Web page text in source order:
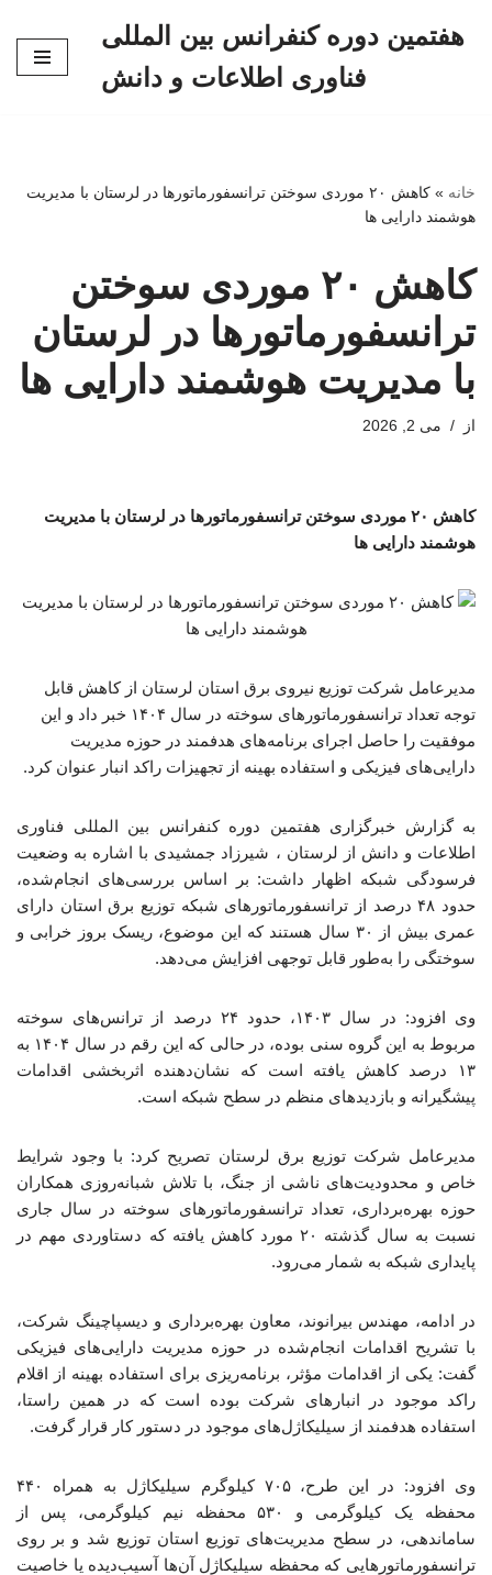
هفتمین دوره کنفرانس بین المللی
فناوری اطلاعات و دانش
خانه »
کاهش ۲۰ موردی سوختن ترانسفورماتورها در لرستان با مدیریت
هوشمند دارایی ها
کاهش ۲۰ موردی سوختن
ترانسفورماتورها در لرستان
با مدیریت هوشمند دارایی ها
از می 2, 2026
کاهش ۲۰ موردی سوختن ترانسفورماتورها در لرستان با مدیریت
هوشمند دارایی ها
مدیرعامل شرکت توزیع نیروی برق استان لرستان از کاهش قابل
توجه تعداد ترانسفورماتورهای سوخته در سال ۱۴۰۴ خبر داد و این
موفقیت را حاصل اجرای برنامه‌های هدفمند در حوزه مدیریت
دارایی‌های فیزیکی و استفاده بهینه از تجهیزات راکد انبار عنوان کرد.
به گزارش خبرگزاری هفتمین دوره کنفرانس بین المللی فناوری
اطلاعات و دانش از لرستان ، شیرزاد جمشیدی با اشاره به وضعیت
فرسودگی شبکه اظهار داشت: بر اساس بررسی‌های انجام‌شده،
حدود ۴۸ درصد از ترانسفورماتورهای شبکه توزیع برق استان دارای
عمری بیش از ۳۰ سال هستند که این موضوع، ریسک بروز خرابی و
سوختگی را به‌طور قابل توجهی افزایش می‌دهد.
وی افزود: در سال ۱۴۰۳، حدود ۲۴ درصد از ترانس‌های سوخته
مربوط به این گروه سنی بوده، در حالی که این رقم در سال ۱۴۰۴ به
۱۳ درصد کاهش یافته است که نشان‌دهنده اثربخشی اقدامات
پیشگیرانه و بازدیدهای منظم در سطح شبکه است.
مدیرعامل شرکت توزیع برق لرستان تصریح کرد: با وجود شرایط
خاص و محدودیت‌های ناشی از جنگ، با تلاش شبانه‌روزی همکاران
حوزه بهره‌برداری، تعداد ترانسفورماتورهای سوخته در سال جاری
نسبت به سال گذشته ۲۰ مورد کاهش یافته که دستاوردی مهم در
پایداری شبکه به شمار می‌رود.
در ادامه، مهندس بیرانوند، معاون بهره‌برداری و دیسپاچینگ شرکت،
با تشریح اقدامات انجام‌شده در حوزه مدیریت دارایی‌های فیزیکی
گفت: یکی از اقدامات مؤثر، برنامه‌ریزی برای استفاده بهینه از اقلام
راکد موجود در انبارهای شرکت بوده است که در همین راستا،
استفاده هدفمند از سیلیکاژل‌های موجود در دستور کار قرار گرفت.
وی افزود: در این طرح، ۷۰۵ کیلوگرم سیلیکاژل به همراه ۴۴۰
محفظه یک کیلوگرمی و ۵۳۰ محفظه نیم کیلوگرمی، پس از
ساماندهی، در سطح مدیریت‌های توزیع استان توزیع شد و بر روی
ترانسفورماتورهایی که محفظه سیلیکاژل آن‌ها آسیب‌دیده یا خاصیت